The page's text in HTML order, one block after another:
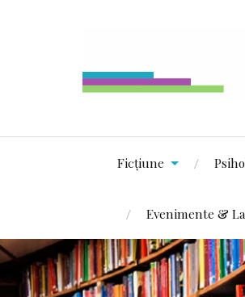
Ficțiune
Evenimente &